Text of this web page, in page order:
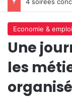
Economie & emploi
Une
les